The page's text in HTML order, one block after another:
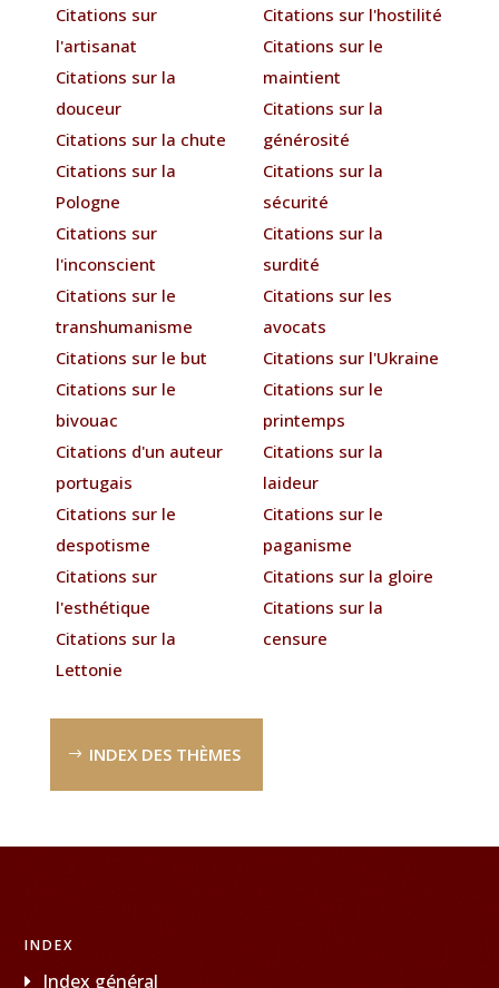
Citations sur
l'artisanat
Citations sur la
douceur
Citations sur la chute
Citations sur la
Pologne
Citations sur
l'inconscient
Citations sur le
transhumanisme
Citations sur le but
Citations sur le
bivouac
Citations d'un auteur
portugais
Citations sur le
despotisme
Citations sur
l'esthétique
Citations sur la
Lettonie
Citations sur l'hostilité
Citations sur le
maintient
Citations sur la
générosité
Citations sur la
sécurité
Citations sur la
surdité
Citations sur les
avocats
Citations sur l'Ukraine
Citations sur le
printemps
Citations sur la
laideur
Citations sur le
paganisme
Citations sur la gloire
Citations sur la
censure
INDEX DES THÈMES
INDEX
Index général